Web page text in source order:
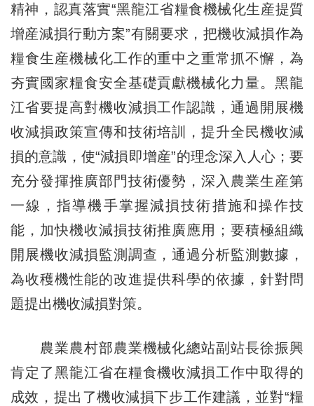
精神，認真落實“黑龍江省糧食機械化生産提質
增産減損行動方案”有關要求，把機收減損作為
糧食生産機械化工作的重中之重常抓不懈，為
夯實國家糧食安全基礎貢獻機械化力量。黑龍
江省要提高對機收減損工作認識，通過開展機
收減損政策宣傳和技術培訓，提升全民機收減
損的意識，使“減損即增産”的理念深入人心；要
充分發揮推廣部門技術優勢，深入農業生産第
一線，指導機手掌握減損技術措施和操作技
能，加快機收減損技術推廣應用；要積極組織
開展機收減損監測調查，通過分析監測數據，
為收穫機性能的改進提供科學的依據，針對問
題提出機收減損對策。
農業農村部農業機械化總站副站長徐振興
肯定了黑龍江省在糧食機收減損工作中取得的
成效，提出了機收減損下步工作建議，並對“糧